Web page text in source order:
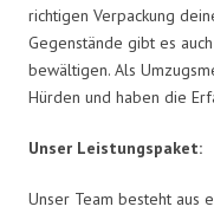
richtigen Verpackung
Gegenstände gibt es
bewältigen. Als
Hürden und haben die
Unser Leistungspaket:
Unser Team besteht aus